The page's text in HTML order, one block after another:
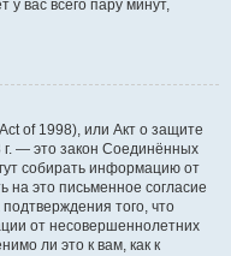
у вас всего пару минут,
of 1998), или Акт о защите
г. — это закон Соединённых
собирать информацию от
это письменное согласие
того, что
от несовершеннолетних
ли это к вам, как к